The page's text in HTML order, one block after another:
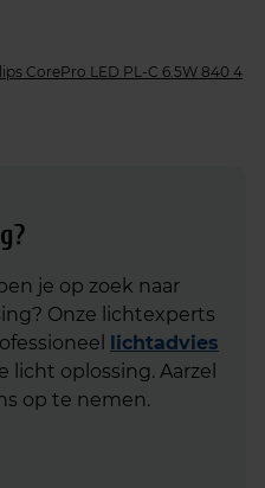
CorePro LED PL-C 6.5W 840 4
je op zoek naar
Onze lichtexperts
lichtadvies
licht oplossing. Aarzel
op te nemen.